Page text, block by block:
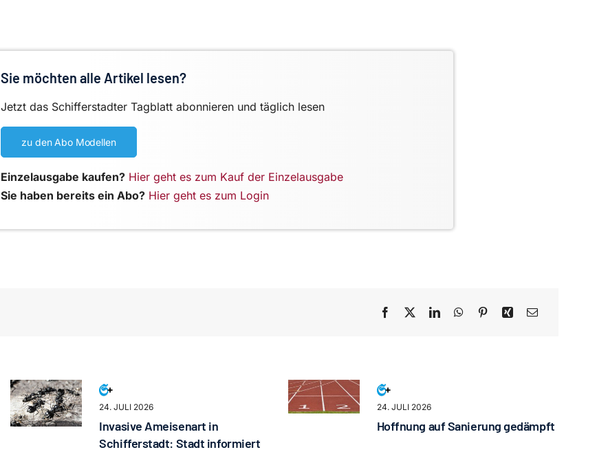
Sie möchten alle Artikel lesen?
Jetzt das Schifferstadter Tagblatt abonnieren und täglich lesen
zu den Abo Modellen
Einzelausgabe kaufen? Hier geht es zum Kauf der Einzelausgabe
Sie haben bereits ein Abo? Hier geht es zum Login
24. JULI 2026
Invasive Ameisenart in
Schifferstadt: Stadt informiert
24. JULI 2026
Hoffnung auf Sanierung gedämpft